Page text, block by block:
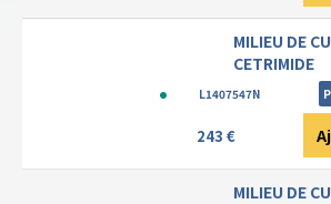
MILIEU DE
CETRIMIDE
L1407547N
243 €
MILIEU DE